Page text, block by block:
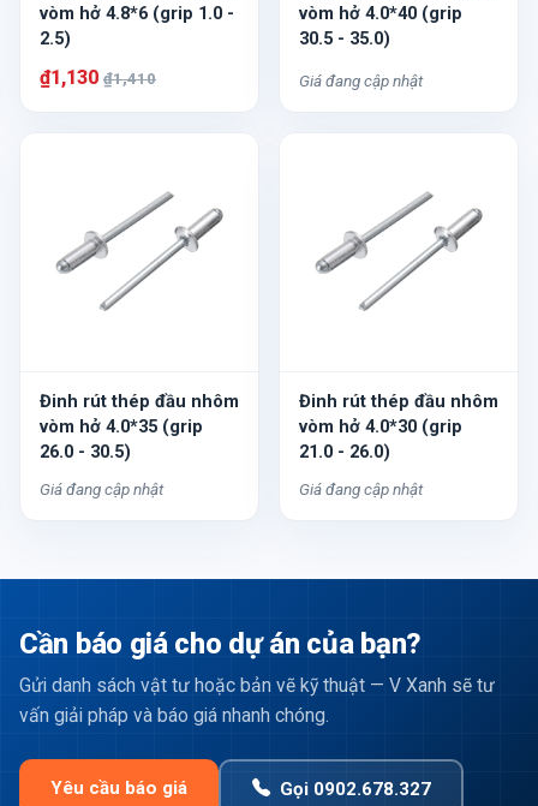
vòm hở 4.8*6 (grip 1.0 -
2.5)
₫1,130 ₫1,410
vòm hở 4.0*40 (grip
30.5 - 35.0)
Giá đang cập nhật
Đinh rút thép đầu nhôm
vòm hở 4.0*35 (grip
26.0 - 30.5)
Giá đang cập nhật
Đinh rút thép đầu nhôm
vòm hở 4.0*30 (grip
21.0 - 26.0)
Giá đang cập nhật
Cần báo giá cho dự án của bạn?
Gửi danh sách vật tư hoặc bản vẽ kỹ thuật — V Xanh sẽ tư
vấn giải pháp và báo giá nhanh chóng.
Yêu cầu báo giá Gọi 0902.678.327